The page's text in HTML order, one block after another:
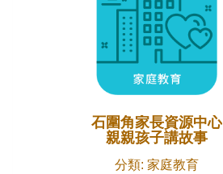
石圍角家長資源中心
親親孩子講故事
分類: 家庭教育